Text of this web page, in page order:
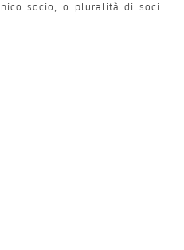
socio, o pluralità di soci